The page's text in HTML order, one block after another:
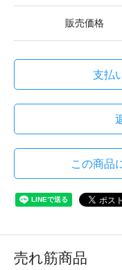
販売価格
支払
この商品
売れ筋商品